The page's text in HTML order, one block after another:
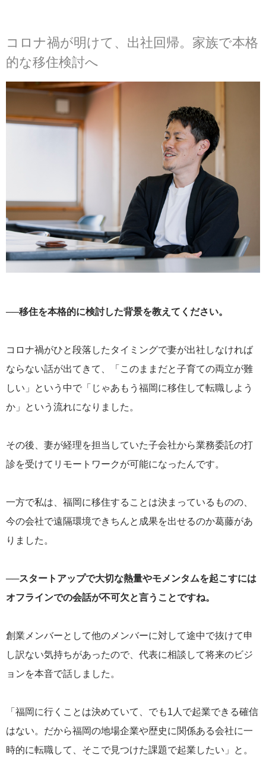
コロナ禍が明けて、出社回帰。家族で本格
的な移住検討へ
──移住を本格的に検討した背景を教えてください。
コロナ禍がひと段落したタイミングで妻が出社しなければ
ならない話が出てきて、「このままだと子育ての両立が難
しい」という中で「じゃあもう福岡に移住して転職しよう
か」という流れになりました。
その後、妻が経理を担当していた子会社から業務委託の打
診を受けてリモートワークが可能になったんです。
一方で私は、福岡に移住することは決まっているものの、
今の会社で遠隔環境できちんと成果を出せるのか葛藤があ
りました。
──スタートアップで大切な熱量やモメンタムを起こすには
オフラインでの会話が不可欠と言うことですね。
創業メンバーとして他のメンバーに対して途中で抜けて申
し訳ない気持ちがあったので、代表に相談して将来のビジ
ョンを本音で話しました。
「福岡に行くことは決めていて、でも1人で起業できる確信
はない。だから福岡の地場企業や歴史に関係ある会社に一
時的に転職して、そこで見つけた課題で起業したい」と。